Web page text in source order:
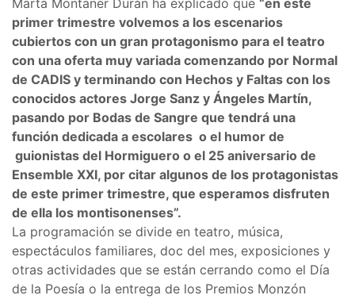
Marta Montaner Durán ha explicado que “en este
primer trimestre volvemos a los escenarios
cubiertos con un gran protagonismo para el teatro
con una oferta muy variada comenzando por Normal
de CADIS y terminando con Hechos y Faltas con los
conocidos actores Jorge Sanz y Ángeles Martín,
pasando por Bodas de Sangre que tendrá una
función dedicada a escolares o el humor de
guionistas del Hormiguero o el 25 aniversario de
Ensemble XXI, por citar algunos de los protagonistas
de este primer trimestre, que esperamos disfruten
de ella los montisonenses”.
La programación se divide en teatro, música,
espectáculos familiares, doc del mes, exposiciones y
otras actividades que se están cerrando como el Día
de la Poesía o la entrega de los Premios Monzón